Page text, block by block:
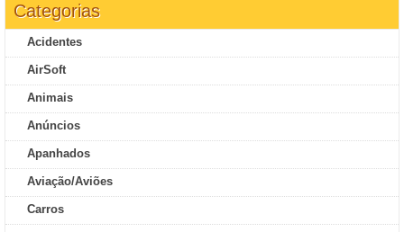
Categorias
Acidentes
AirSoft
Animais
Anúncios
Apanhados
Aviação/Aviões
Carros